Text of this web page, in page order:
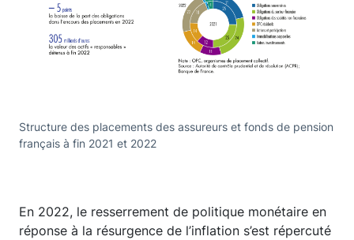
Structure des placements des assureurs et fonds de pension
français à fin 2021 et 2022
En 2022, le resserrement de politique monétaire en
réponse à la résurgence de l’inflation s’est répercuté